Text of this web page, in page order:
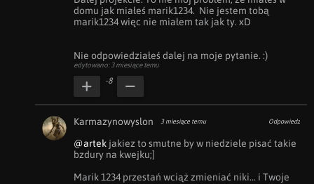
domu jak miałeś marik1234.  Nie jestem tobą
marik1234 więc nie miałem tak jak ty. xD
Nie odpowiedziałeś dalej na moje pytanie. :)
edytowano: 3 miesiące temu
-8
Karmazynowyslon 3 miesiące temu Odpowiedz
@artek jakiez to smutne by w niedziele pisać takie
bzdury na kwejku;]
Marik 1234 przestań wciąż zmieniać niki... i Twoje